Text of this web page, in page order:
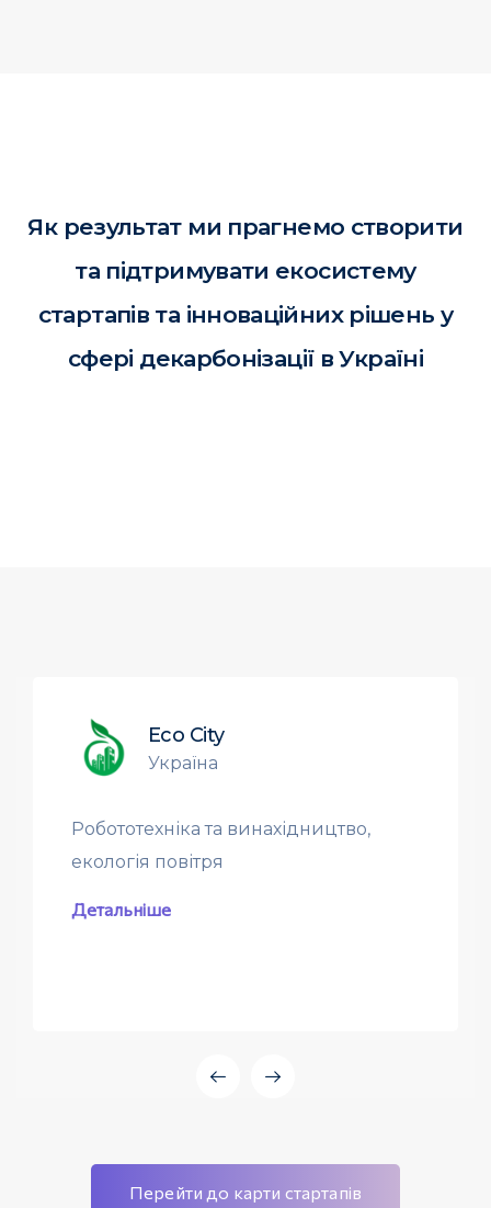
Як результат ми прагнемо створити
та підтримувати екосистему
стартапів та інноваційних рішень у
сфері декарбонізації в Україні
Eco City
Україна
Робототехніка та винахідництво,
екологія повітря
Детальніше
Перейти до карти стартапів